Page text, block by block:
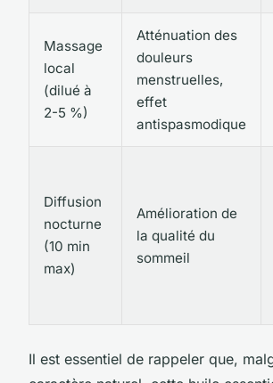
Massage
local
(dilué à
2-5 %)
Atténuation des
douleurs
menstruelles,
effet
antispasmodique
Diffusion
nocturne
(10 min
max)
Amélioration de
la qualité du
sommeil
Il est essentiel de rappeler que,